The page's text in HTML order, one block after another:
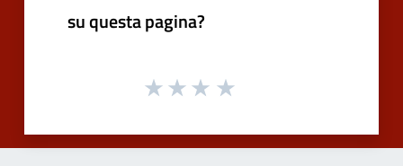
su questa pagina?